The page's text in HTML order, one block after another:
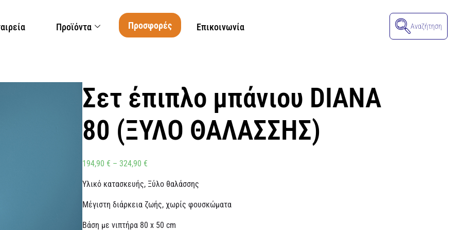
Προϊόντα Προσφορές Επικοινωνία Αναζήτηση
Σετ έπιπλο μπάνιου DIANA
80 (ΞΥΛΟ ΘΑΛΑΣΣΗΣ)
194,90€ – 324,90€
Υλικό κατασκευής, Ξύλο θαλάσσης
Μέγιστη διάρκεια ζωής, χωρίς φουσκώματα
Βάση με νιπτήρα 80 x 50 cm